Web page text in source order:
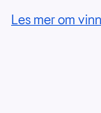
Les mer om